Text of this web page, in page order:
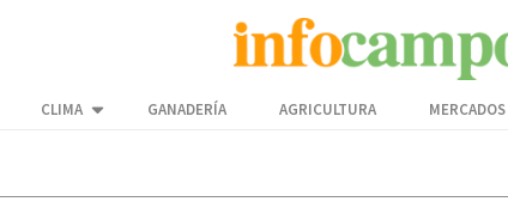
CLIMA GANADERÍA AGRICULTURA MERCADOS